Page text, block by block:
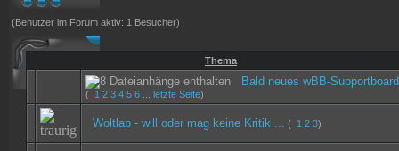
(Benutzer im Forum aktiv: 1 Besucher)
Thema
Bald neues wBB-
( 1 2 3 4 5 6 letzte Seite)
Woltlab - will oder mag keine Kritik ... ( 1 2 3)